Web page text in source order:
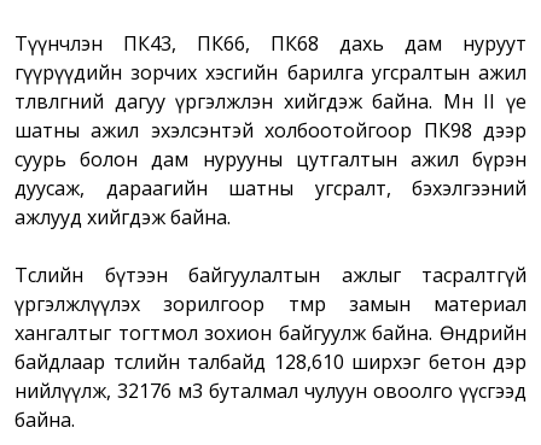
Түүнчлэн ПК43, ПК66, ПК68 дахь дам нуруут
гүүрүүдийн зорчих хэсгийн барилга угсралтын ажил
төлөвлөгөөний дагуу үргэлжлэн хийгдэж байна. Мөн II үе
шатны ажил эхэлсэнтэй холбоотойгоор ПК98 дээр
суурь болон дам нурууны цутгалтын ажил бүрэн
дуусаж, дараагийн шатны угсралт, бэхэлгээний
ажлууд хийгдэж байна.
Төслийн бүтээн байгуулалтын ажлыг тасралтгүй
үргэлжлүүлэх зорилгоор төмөр замын материал
хангалтыг тогтмол зохион байгуулж байна. Өнөөдрийн
байдлаар төслийн талбайд 128,610 ширхэг бетон дэр
нийлүүлж, 32176 м3 буталмал чулуун овоолго үүсгээд
байна.